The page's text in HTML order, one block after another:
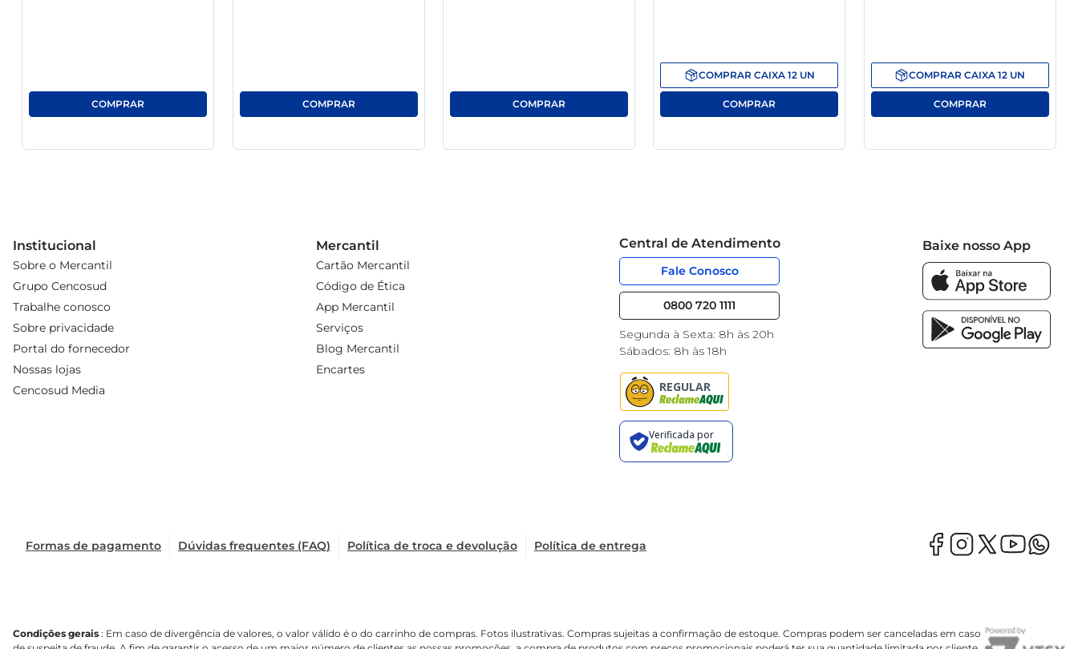
COMPRAR CAIXA 12 UN COMPRARCAIXA 12 UN
Institucional
Sobre o Mercantil
Grupo Cencosud
Trabalhe conosco
Sobre privacidade
Portal do fornecedor
Nossas lojas
Cencosud Media
Mercantil
Cartão Mercantil
Código de Ética
App Mercantil
Serviços
Blog Mercantil
Encartes
Central de Atendimento
Fale Conosco
0800 720 1111
Segunda à Sexta: 8h às 20h
Sábados: 8h às 18h
Baixe nosso App
Formas de pagamento Dúvidas frequentes (FAQ) Política de troca e devolução Política de entrega
Condições gerais : Em caso de divergência de valores, o valor válido é o do carrinho de compras. Fotos ilustrativas. Compras sujeitas a confirmação de estoque. Compras podem ser canceladas em caso